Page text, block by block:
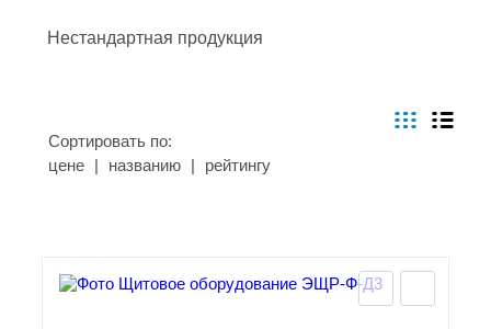
Нестандартная продукция
Сортировать по:
цене | названию | рейтингу